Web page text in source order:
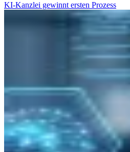
KI-Kanzlei gewinnt ersten Prozess